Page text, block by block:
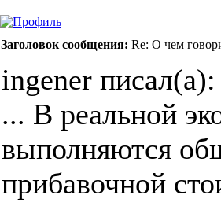
Заголовок сообщения: Re: О чем
ingener писал(а):
... В реальной
выполняются
прибавочной